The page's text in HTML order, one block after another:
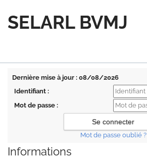
SELARL BVMJ
Dernière mise à jour : 08/08/2026
Identifiant :
Mot de passe :
Mot de passe oublié ?
Informations